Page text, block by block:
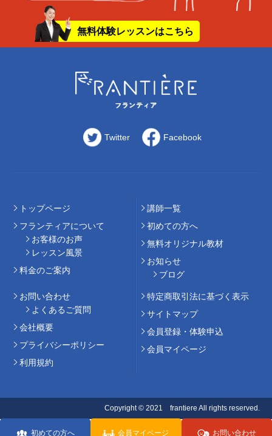
初めての方へ 会員マイページ お問い合わせ
無料体験レッスンはこちら
Twitter Facebook
トップページ
フランティアについて
お客様のお声
レッスン風景
料⾦のご案内
講師⼀覧
初めての⽅へ
無料オリジナル教材
お知らせ
ブログ
お問い合わせ
よくあるご質問
会社概要
プライバシーポリシー
利用規約
特定商取引法に基づく表示
サイトマップ
会員登録・体験申込
会員マイページ
Copyright © 2021 frantiere All rights reserved.